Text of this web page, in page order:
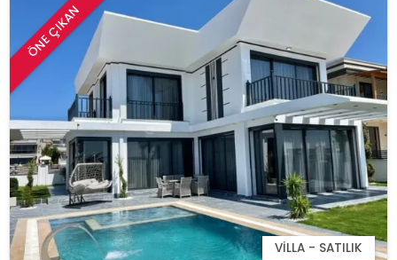
ÖNE ÇIKAN
VILLA - SATILIK